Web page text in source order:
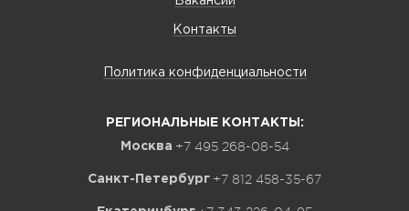
Контакты
Политика конфиденциальности
РЕГИОНАЛЬНЫЕ КОНТАКТЫ:
Москва +7 495 268-08-54
Санкт-Петербург +7 812 458-35-67